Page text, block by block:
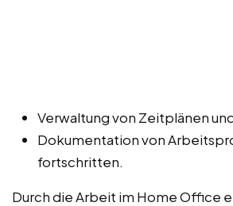
Verwaltung von Zeitplänen
Dokumentation von
fortschritten.
Durch die Arbeit im Home Office